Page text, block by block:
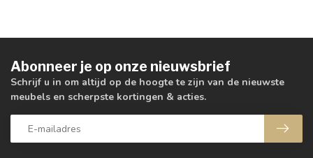
Abonneer je op onze nieuwsbrief
Schrijf u in om altijd op de hoogte te zijn van de nieuwste
meubels en scherpste kortingen & acties.